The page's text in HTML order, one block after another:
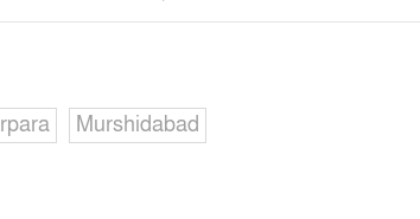
Murshidabad